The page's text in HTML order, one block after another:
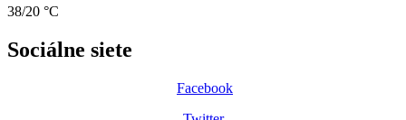
38/20 °C
Sociálne siete
Facebook